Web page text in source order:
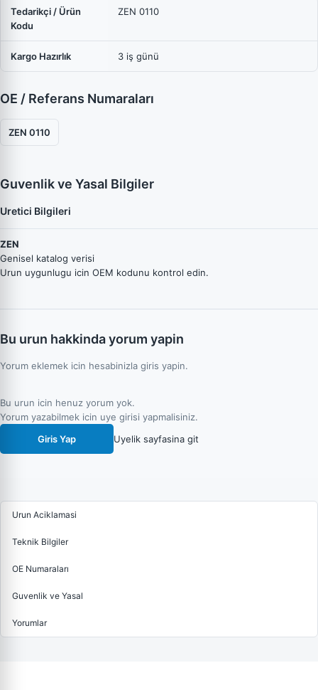
Tedarikçi / Ürün
Kodu
ZEN 0110
Kargo Hazırlık 3 iş günü
OE / Referans Numaraları
ZEN 0110
Guvenlik ve Yasal Bilgiler
Uretici Bilgileri
ZEN
Genisel katalog verisi
Urun uygunlugu icin OEM kodunu kontrol edin.
Bu urun hakkinda yorum yapin
Yorum eklemek icin hesabinizla giris yapin.
Bu urun icin henuz yorum yok.
Yorum yazabilmek icin uye girisi yapmalisiniz.
Giris Yap
Uyelik sayfasina git
Urun Aciklamasi
Teknik Bilgiler
OE Numaraları
Guvenlik ve Yasal
Yorumlar